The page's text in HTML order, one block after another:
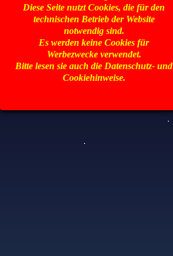
Diese Seite nutzt Cookies, die für den
technischen Betrieb der Website
notwendig sind.
Es werden keine Cookies für
Werbezwecke verwendet.
Bitte lesen sie auch die Datenschutz- und
Cookiehinweise.